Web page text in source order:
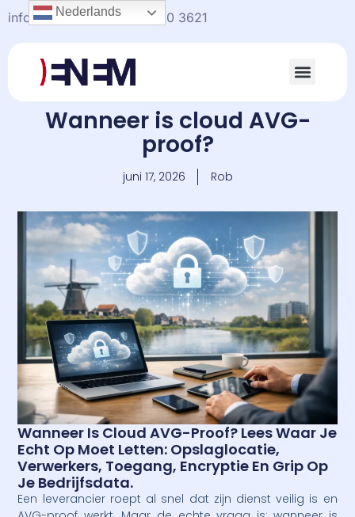
info@enem.nl+31(0)20-330 3621
Wanneer is cloud AVG-
proof?
juni 17, 2026 Rob
Wanneer Is Cloud AVG-Proof? Lees Waar Je
Echt Op Moet Letten: Opslaglocatie,
Verwerkers, Toegang, Encryptie En Grip Op
Je Bedrijfsdata.
Een leverancier roept al snel dat zijn dienst veilig is en
Nederlands